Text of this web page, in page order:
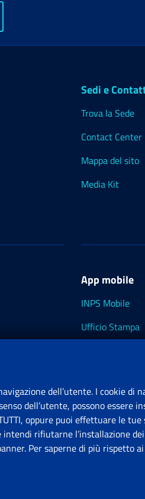
Sedi e
Trova la Sede
Contact
Mappa del sito
Media Kit
App mobile
INPS Mobile
Ufficio Stampa
Sede Legale:
00144 Roma
P.IVA
dell’utente. I cookie di
dell’utente, possono essere
oppure puoi effettuare le
intendi rifiutarne l’installazione
Per saperne di più rispetto